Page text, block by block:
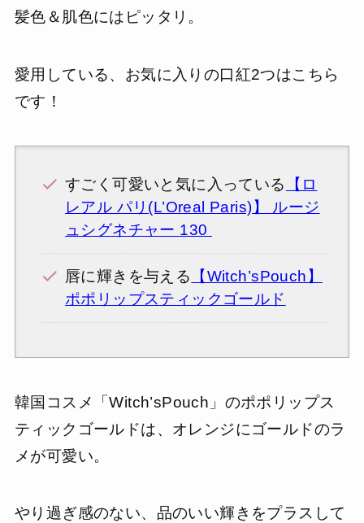
髪色＆肌色にはピッタリ。
愛用している、お気に入りの口紅2つはこちら
です！
すごく可愛いと気に入っている
【ロ
レアル パリ(L’Oreal Paris)】 ルージ
ュシグネチャー 130
唇に輝きを与える
【Witch’sPouch】
ポポリップスティックゴールド
韓国コスメ「Witch’sPouch」のポポリップス
ティックゴールドは、オレンジにゴールドのラ
メが可愛い。
やり過ぎ感のない、品のいい輝きをプラスして